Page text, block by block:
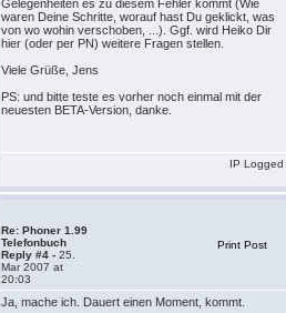
Gelegenheiten es zu diesem Fehler kommt (Wie
waren Deine Schritte, worauf hast Du geklickt, was
von wo wohin verschoben, ...). Ggf. wird Heiko Dir
hier (oder per PN) weitere Fragen stellen.
Viele Grüße, Jens
PS: und bitte teste es vorher noch einmal mit der
neuesten BETA-Version, danke.
IP Logged
Re: Phoner 1.99
Telefonbuch
Reply #4 - 25.
Mar 2007 at
20:03
Print Post
Ja, mache ich. Dauert einen Moment, kommt.